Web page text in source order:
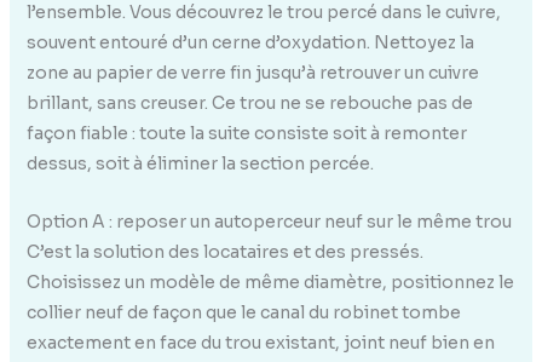
l’ensemble. Vous découvrez le trou percé dans le cuivre,
souvent entouré d’un cerne d’oxydation. Nettoyez la
zone au papier de verre fin jusqu’à retrouver un cuivre
brillant, sans creuser. Ce trou ne se rebouche pas de
façon fiable : toute la suite consiste soit à remonter
dessus, soit à éliminer la section percée.
Option A : reposer un autoperceur neuf sur le même trou
C’est la solution des locataires et des pressés.
Choisissez un modèle de même diamètre, positionnez le
collier neuf de façon que le canal du robinet tombe
exactement en face du trou existant, joint neuf bien en